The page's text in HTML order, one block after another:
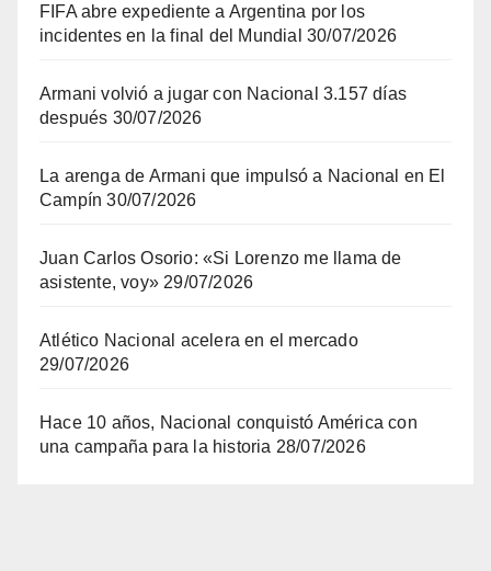
FIFA abre expediente a Argentina por los
incidentes en la final del Mundial 30/07/2026
Armani volvió a jugar con Nacional 3.157 días
después 30/07/2026
La arenga de Armani que impulsó a Nacional en El
Campín 30/07/2026
Juan Carlos Osorio: «Si Lorenzo me llama de
asistente, voy» 29/07/2026
Atlético Nacional acelera en el mercado
29/07/2026
Hace 10 años, Nacional conquistó América con
una campaña para la historia 28/07/2026